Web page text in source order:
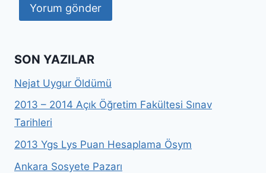
SON YAZILAR
Nejat Uygur Öldümü
2013 – 2014 Açık Öğretim Fakültesi Sınav
Tarihleri
2013 Ygs Lys Puan Hesaplama Ösym
Ankara Sosyete Pazarı